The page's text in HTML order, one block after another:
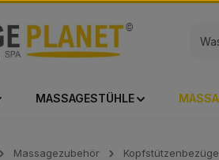
MASSAGESTÜHLE
Massagezubehör